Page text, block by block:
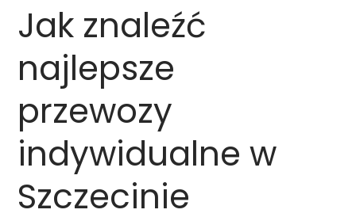
Jak znaleźć
najlepsze
przewozy
indywidualne w
Szczecinie